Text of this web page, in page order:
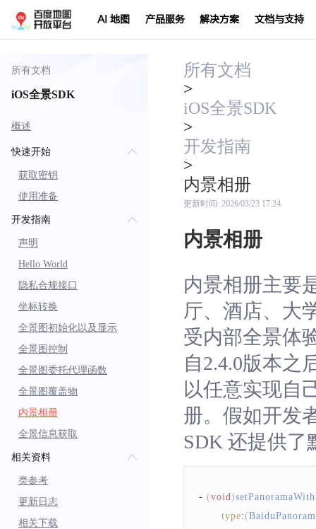
AI 地图 产品服务 解决方案 文档与支持
所有文档
iOS全景SDK
概述
快速开始
获取密钥
使用准备
开发指南
声明
Hello World
隐私合规接口
坐标转换
全景图初始化以及显示
全景图控制
全景图委托代理函数
全景图覆盖物
内景相册
全景信息获取
相关资料
类参考
更新日志
相关下载
所有文档
>
iOS全景SDK
>
开发指南
>
内景相册
更新时间: 2026/03/23 17:24
内景相册
内景相册主要
厅、酒店、大
受内部全景体
自2.4.0版本之
以任意实现自
册。假如开发
SDK 还提供
- (void)
type:(